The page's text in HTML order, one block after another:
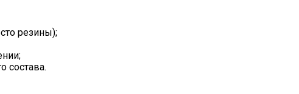
резины);
состава.